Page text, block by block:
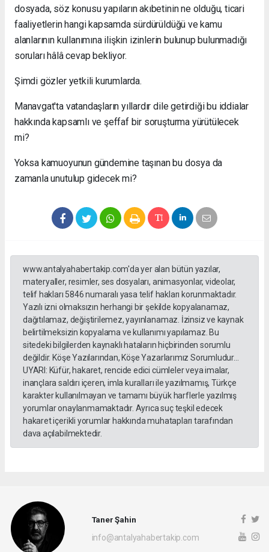
dosyada, söz konusu yapıların akıbetinin ne olduğu, ticari
faaliyetlerin hangi kapsamda sürdürüldüğü ve kamu
alanlarının kullanımına ilişkin izinlerin bulunup bulunmadığı
soruları hâlâ cevap bekliyor.
Şimdi gözler yetkili kurumlarda.
Manavgat'ta vatandaşların yıllardır dile getirdiği bu iddialar
hakkında kapsamlı ve şeffaf bir soruşturma yürütülecek
mi?
Yoksa kamuoyunun gündemine taşınan bu dosya da
zamanla unutulup gidecek mi?
www.antalyahabertakip.com'da yer alan bütün yazılar,
materyaller, resimler, ses dosyaları, animasyonlar, videolar,
telif hakları 5846 numaralı yasa telif hakları korunmaktadır.
Yazılı izni olmaksızın herhangi bir şekilde kopyalanamaz,
dağıtılamaz, değiştirilemez, yayınlanamaz. İzinsiz ve kaynak
belirtilmeksizin kopyalama ve kullanımı yapılamaz. Bu
sitedeki bilgilerden kaynaklı hataların hiçbirinden sorumlu
değildir. Köşe Yazılarından, Köşe Yazarlarımız Sorumludur...
UYARI: Küfür, hakaret, rencide edici cümleler veya imalar,
inançlara saldırı içeren, imla kuralları ile yazılmamış, Türkçe
karakter kullanılmayan ve tamamı büyük harflerle yazılmış
yorumlar onaylanmamaktadır. Ayrıca suç teşkil edecek
hakaret içerikli yorumlar hakkında muhatapları tarafından
dava açılabilmektedir.
Taner Şahin
info@antalyahabertakip.com